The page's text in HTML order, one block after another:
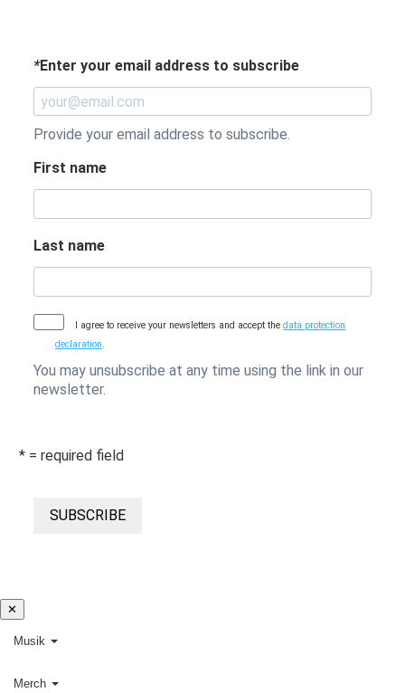
Enter your email address to subscribe
*
Provide your email address to subscribe.
First name
Last name
I agree to receive your newsletters and accept the data protection
declaration.
You may unsubscribe at any time using the link in our
newsletter.
* = required field
SUBSCRIBE
✕
Musik
Merch